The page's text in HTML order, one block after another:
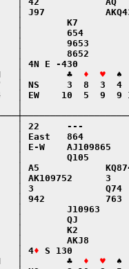
│ J97
│        K7
│        654
│        9653
│        8652
│ 4N E -430
│        ♣
♦  ♥
♠
│ NS     3  8  3
│ EW    10  5  9
│
│ 22     ---
│ East   864
│ E-W    AJ109865
│        Q105
│ A5
│ AK109752      3
│ 3
│ 942
│        J10963
│        QJ
│        K2
│        AKJ8
│ 4♦ S 130
│        ♣
♦  ♥
♠